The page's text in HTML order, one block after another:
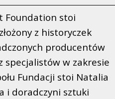
Foundation stoi
z historyczek
producentów
specjalistów w zakresie
Fundacji stoi Natalia
i doradczyni sztuki